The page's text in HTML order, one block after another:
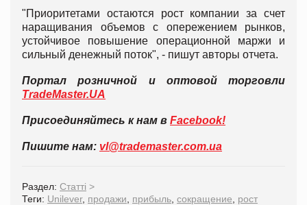
"Приоритетами остаются рост компании за счет
наращивания объемов с опережением рынков,
устойчивое повышение операционной маржи и
сильный денежный поток", - пишут авторы отчета.
Портал розничной и оптовой торговли
TradeMaster.UA
Присоединяйтесь к нам в Facebook!
Пишите нам: vl@trademaster.com.ua
Раздел: Статті >
Теги: Unilever, продажи прибыль сокращение рост